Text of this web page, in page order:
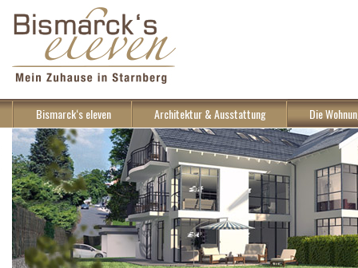
Bismarck‘s eleven Architektur & Ausstattung Die